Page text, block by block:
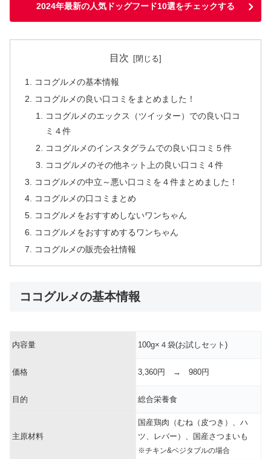
2024年最新の人気ドッグフード10選をチェックする
目次
ココグルメの基本情報
ココグルメの良い口コミをまとめました！
ココグルメのエックス（ツイッター）での良い口コ
ミ４件
ココグルメのインスタグラムでの良い口コミ５件
ココグルメのその他ネット上の良い口コミ４件
ココグルメの中立～悪い口コミを４件まとめました！
ココグルメの口コミまとめ
ココグルメをおすすめしないワンちゃん
ココグルメをおすすめするワンちゃん
ココグルメの販売会社情報
ココグルメの基本情報
内容量 100g×４袋(お試しセット)
価格 3,360円 → 980円
目的 総合栄養食
主原材料
国産鶏肉（むね（皮つき）、ハ
ツ、レバー）、国産さつまいも
※チキン&ベジタブルの場合